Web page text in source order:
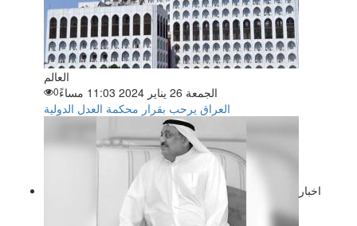
العالم
الجمعة 26 يناير 2024 11:03 مساءً
0
العراق يرحب بقرار محكمة العدل الدولية
اخبار